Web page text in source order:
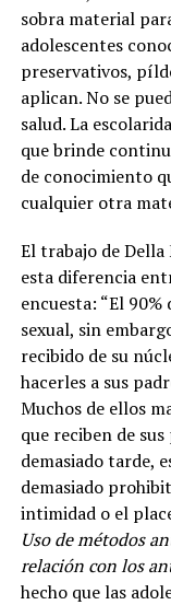
sobra material
adolescentes
preservativos,
aplican. No se
salud. La
que brinde
de conocimiento
cualquier otra
El trabajo de
esta diferencia
encuesta: “El
sexual, sin
recibido de su
hacerles a sus
Muchos de ellos
que reciben de
demasiado tarde,
demasiado
intimidad o el
Uso de métodos
relación con los
hecho que las